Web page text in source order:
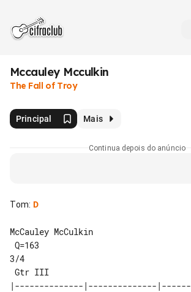
Mccauley Mcculkin
The Fall of Troy
Principal Mais
Continua depois do anúncio
Tom: D
McCauley McCulkin
3/4
|--------------|--------------|------